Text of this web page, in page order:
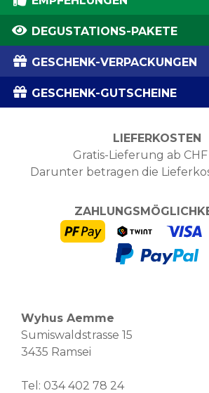
DEGUSTATIONS-PAKETE
GESCHENK-VERPACKUNGEN
GESCHENK-GUTSCHEINE
LIEFERKOSTEN
Gratis-Lieferung ab CHF
Darunter betragen die
Wyhus Aemme
Sumiswaldstrasse 15
3435 Ramsei
Tel: 034 402 78 24